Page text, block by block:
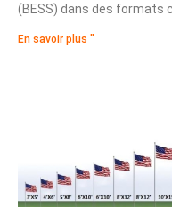
(BESS) dans des formats
En savoir plus "